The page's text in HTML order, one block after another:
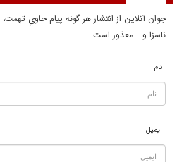
جوان آنلاين از انتشار هر گونه پيام حاوي
ناسزا و... معذور است
نام
ایمیل